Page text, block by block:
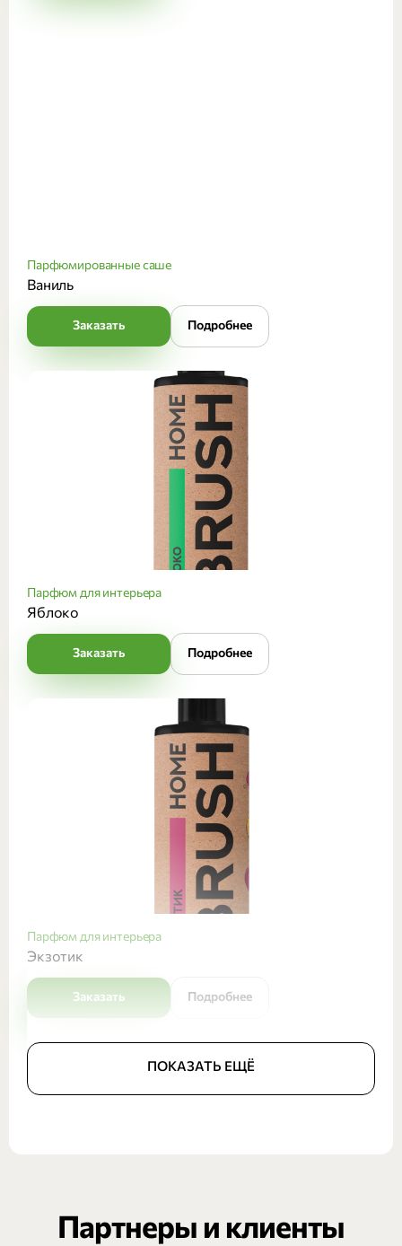
Парфюмированные саше
Ваниль
Заказать Подробнее
Парфюм для интерьера
Яблоко
Заказать Подробнее
Парфюм для интерьера
Экзотик
Заказать Подробнее
ПОКАЗАТЬ ЕЩЁ
Партнеры и клиенты